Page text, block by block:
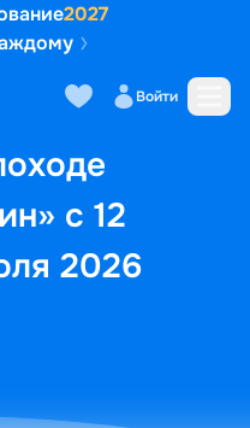
2027
Войти
с 12
2026
Маршрут и